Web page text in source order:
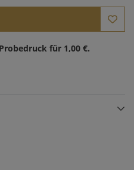
für 1,00 €.